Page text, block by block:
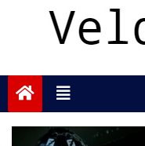
Portal o
tłuszczu i